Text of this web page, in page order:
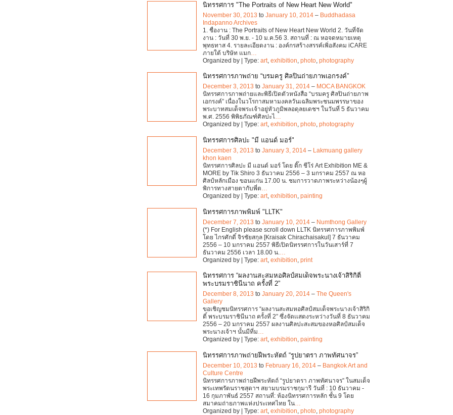
นิทรรศการ "The Portraits of New Heart New World"
November 30, 2013 to January 10, 2014 – Buddhadasa
Indapanno Archives
1. ชื่องาน : The Portraits of New Heart New World 2. วันที่จัด
งาน : วันที่ 30 พ.ย. - 10 ม.ค.56 3. สถานที่ : ณ หอจดหมายเหตุ
พุทธทาส 4. รายละเอียดงาน : องค์กรสร้างสรรค์เพิ่อสังคม iCARE
ภายใต้ บริษัท แมก
Organized by | Type: art exhibition photo photography
นิทรรศการภาพถ่าย “บรมครู ศิลปินถ่ายภาพเอกรงค์”
December 3, 2013 to January 31, 2014 – MOCA BANGKOK
นิทรรศการภาพถ่ายและพิธีเปิดตัวหนังสือ “บรมครู ศิลปินถ่ายภาพ
เอกรงค์” เนื่องในวโรกาสมหามงคลวันเฉลิมพระชนมพรรษาของ
พระบาทสมเด็จพระเจ้าอยู่หัวภูมิพลอดุลยเดชฯ ในวันที่ 5 ธันวาคม
พ.ศ. 2556 พิพิธภัณฑ์ศิลปะไ…
Organized by | Type: art, exhibition, photo, photography
นิทรรศการศิลปะ "มี แอนด์ มอร์"
December 3, 2013 to January 3, 2014 – Lakmuang gallery
khon kaen
นิทรรศการศิลปะ มี แอนด์ มอร์ โดย ติ๊ก ชีโร่ Art Exhibition ME &
MORE by Tik Shiro 3 ธันวาคม 2556 – 3 มกราคม 2557 ณ หอ
ศิลป์หลักเมือง ขอนแก่น 17.00 น. ชมการวาดภาพระหว่างน้องๆผู้
พิการทางสายตากับพี่ต…
Organized by | Type: art, exhibition, painting
นิทรรศการภาพพิมพ์ "LLTK"
December 7, 2013 to January 10, 2014 – Numthong Gallery
(*) For English please scroll down LLTK นิทรรศการภาพพิมพ์
โดย ไกรศักดิ์ จิรชัยสกุล [Kraisak Chirachaisakul] 7 ธันวาคม
2556 – 10 มกราคม 2557 พิธีเปิดนิทรรศการในวันเสาร์ที่ 7
ธันวาคม 2556 เวลา 18.00 น.
Organized by | Type: art exhibition print
นิทรรศการ “ผลงานสะสมหอศิลป์สมเด็จพระนางเจ้าสิริกิติ์
พระบรมราชินีนาถ ครั้งที่ 2”
December 8, 2013 to January 20, 2014 – The Queen's
Gallery
ขอเชิญชมนิทรรศการ “ผลงานสะสมหอศิลป์สมเด็จพระนางเจ้าสิริกิ
ติ์ พระบรมราชินีนาถ ครั้งที่ 2” ซึ่งจัดเเสดงระหว่างวันที่ 8 ธันวาคม
2556 – 20 มกราคม 2557 ผลงานศิลปะสะสมของหอศิลป์สมเด็จ
พระนางเจ้าฯ นั้นมีที่ม…
Organized by | Type: art, exhibition, painting
นิทรรศการภาพถ่ายฝีพระหัตถ์ “รูปยาตรา ภาพทัศนาจร”
December 10, 2013 to February 16, 2014 – Bangkok Art and
Culture Centre
นิทรรศการภาพถ่ายฝีพระหัตถ์ “รูปยาตรา ภาพทัศนาจร” ในสมเด็จ
พระเทพรัตนราชสุดาฯ สยามบรมราชกุมารี วันที่ : 10 ธันวาคม -
16 กุมภาพันธ์ 2557 สถานที่: ห้องนิทรรศการหลัก ชั้น 9 โดย
สมาคมถ่ายภาพแห่งประเทศไทย ใน
Organized by | Type: art exhibition photo photography